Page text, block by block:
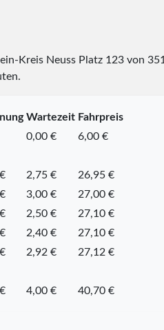
Kreis Neuss Platz 123von 351
Wartezeit Fahrpreis
0,00 €
6,00 €
2,75 €
26,95 €
3,00 €
27,00 €
2,50 €
27,10 €
2,40 €
27,10 €
2,92 €
27,12 €
4,00 € 40,70 €